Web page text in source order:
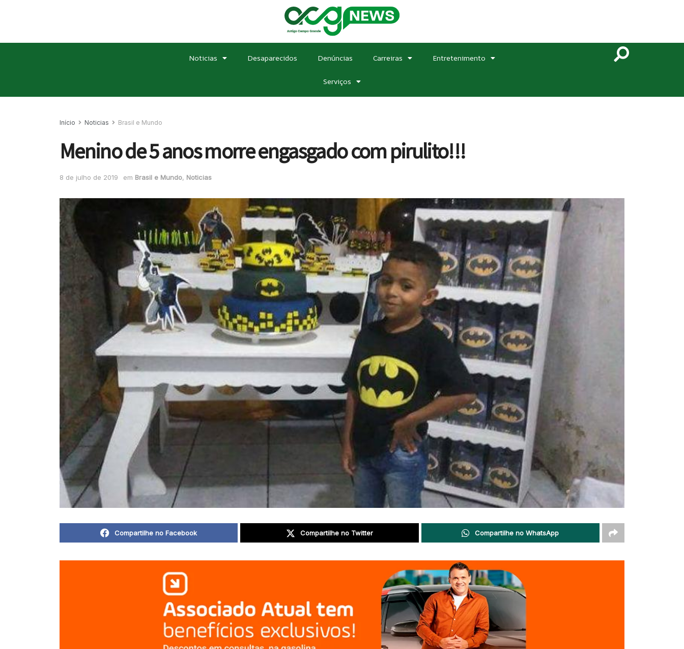
Noticias Desaparecidos Denúncias Carreiras Entretenimento
Serviços
Início Noticias Brasil e Mundo
Menino de 5 anos morre engasgado com pirulito!!!
8 de julho de 2019 em Brasil e Mundo, Noticias
Compartilhe no Facebook Compartilhe no Twitter Compartilhe no WhatsApp